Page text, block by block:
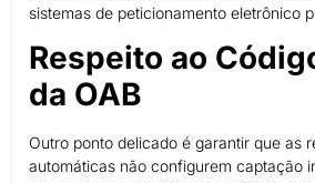
sistemas de peticionamento eletrônico
Respeito ao
da OAB
Outro ponto delicado é garantir que as
automáticas não configurem captação